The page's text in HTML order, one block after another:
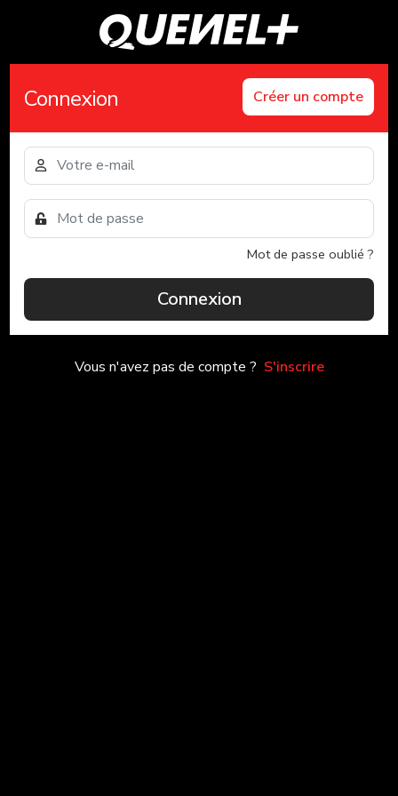
Connexion Créer un compte
Mot de passe oublié ?
Connexion
Vous n'avez pas de compte ? S'inscrire